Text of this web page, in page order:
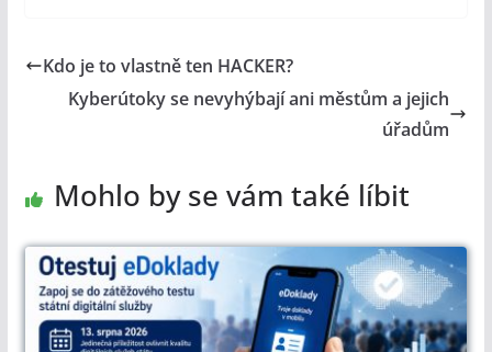
Kdo je to vlastně ten HACKER?
Kyberútoky se nevyhýbají ani městům a jejich
úřadům
Mohlo by se vám také líbit